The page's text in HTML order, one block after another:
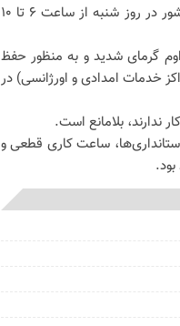
دبیرخانه شورای اطلاع رسانی دولت‌اعلام کرد :فعالیت مراکز دولتی در سراسر کشور در روز شنبه از ساعت ۶ تا ۱۰
گرمای شدید و به منظور حفظ
خدمات امدادی و اورژانسی) در
بلامانع است.
ساعت کاری قطعی و